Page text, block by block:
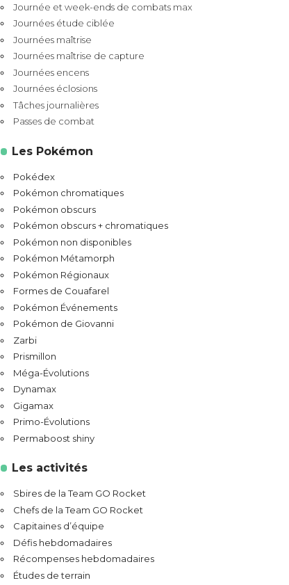
Journée et week-ends de combats max
Journées étude ciblée
Journées maîtrise
Journées maîtrise de capture
Journées encens
Journées éclosions
Tâches journalières
Passes de combat
Les Pokémon
Pokédex
Pokémon chromatiques
Pokémon obscurs
Pokémon obscurs + chromatiques
Pokémon non disponibles
Pokémon Métamorph
Pokémon Régionaux
Formes de Couafarel
Pokémon Événements
Pokémon de Giovanni
Zarbi
Prismillon
Méga-Évolutions
Dynamax
Gigamax
Primo-Évolutions
Permaboost shiny
Les activités
Sbires de la Team GO Rocket
Chefs de la Team GO Rocket
Capitaines d’équipe
Défis hebdomadaires
Récompenses hebdomadaires
Études de terrain